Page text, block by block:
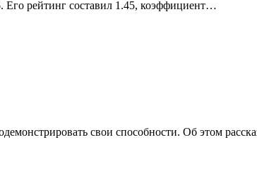
рейтинг составил 1.45, коэффициент…
свои способности. Об этом